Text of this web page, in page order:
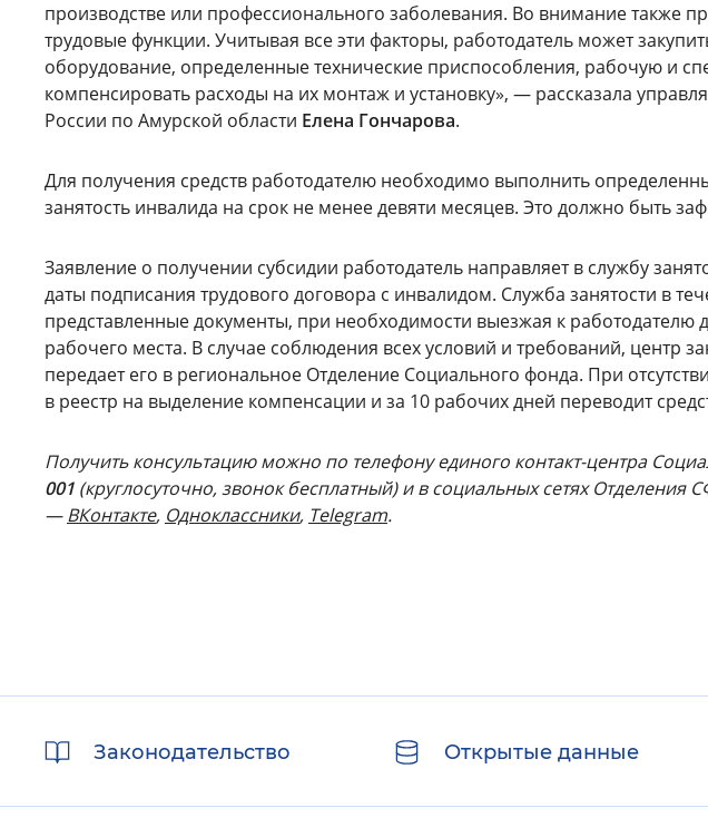
производстве или профессионального заболевания. Во внимание также
трудовые функции. Учитывая все эти факторы, работодатель может
оборудование, определенные технические приспособления, рабочую и
компенсировать расходы на их монтаж и установку», — рассказала
России по Амурской области Елена Гончарова.
Для получения средств работодателю необходимо выполнить
занятость инвалида на срок не менее девяти месяцев. Это должно быть
Заявление о получении субсидии работодатель направляет в службу
даты подписания трудового договора с инвалидом. Служба занятости в
представленные документы, при необходимости выезжая к
рабочего места. В случае соблюдения всех условий и требований, центр
передает его в региональное Отделение Социального фонда. При
в реестр на выделение компенсации и за 10 рабочих дней переводит
Получить консультацию можно по телефону единого контакт-центра
001 (круглосуточно, звонок бесплатный) и в социальных сетях Отделения
—ВКонтакте, Одноклассники, Telegram.
ссылкиЗаконодательство Открытые данные